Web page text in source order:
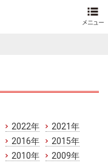
2022年
2021年
2016年
2015年
2010年
2009年